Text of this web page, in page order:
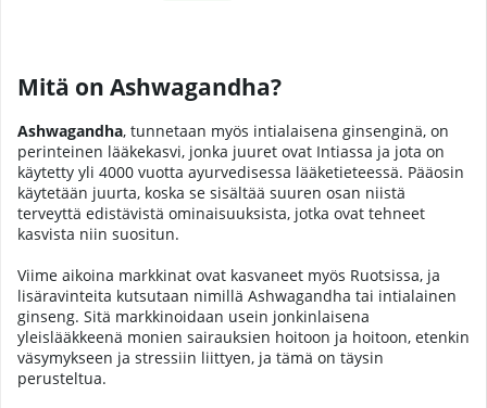
Mitä on Ashwagandha?
Ashwagandha, tunnetaan myös intialaisena ginsenginä, on
perinteinen lääkekasvi, jonka juuret ovat Intiassa ja jota on
käytetty yli 4000 vuotta ayurvedisessa lääketieteessä. Pääosin
käytetään juurta, koska se sisältää suuren osan niistä
terveyttä edistävistä ominaisuuksista, jotka ovat tehneet
kasvista niin suositun.
Viime aikoina markkinat ovat kasvaneet myös Ruotsissa, ja
lisäravinteita kutsutaan nimillä Ashwagandha tai intialainen
ginseng. Sitä markkinoidaan usein jonkinlaisena
yleislääkkeenä monien sairauksien hoitoon ja hoitoon, etenkin
väsymykseen ja stressiin liittyen, ja tämä on täysin
perusteltua.